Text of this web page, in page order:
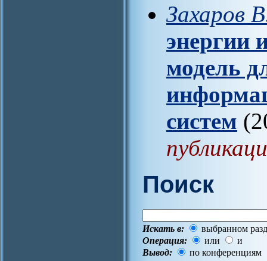
Захаров
энергии
модель
систем
Поиск
Искать в:
выбранном
Операция:
или
и
Вывод:
по конференциям